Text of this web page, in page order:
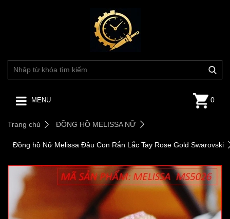
MENU 0
Trang chủ ĐỒNG HỒ MELISSA NỮ
Đồng hồ Nữ Melissa Đầu Con Rắn Lắc Tay Rose Gold Swarovski